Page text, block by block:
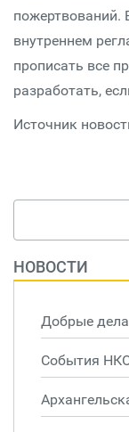
пожертвований.
внутреннем
прописать все
разработать,
Источник
НОВОСТИ
Добрые дела
События